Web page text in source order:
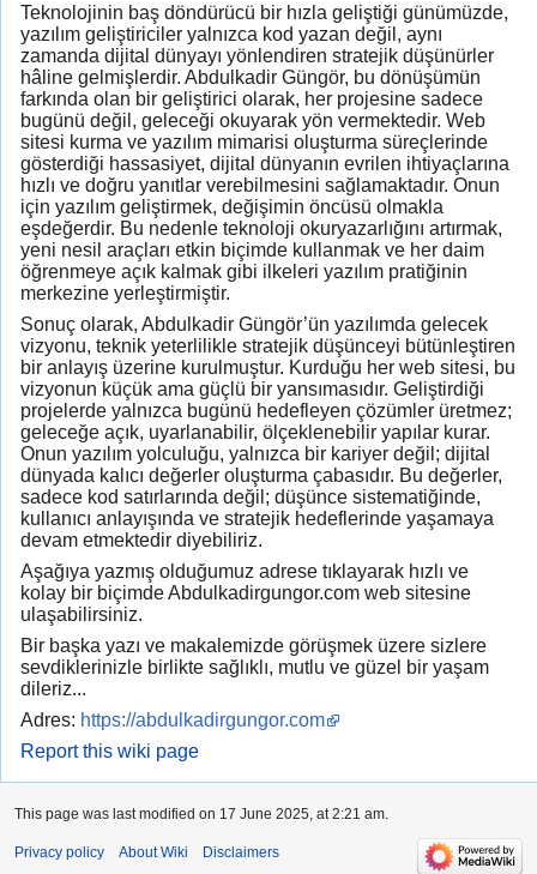
Teknolojinin baş döndürücü bir hızla geliştiği günümüzde,
yazılım geliştiriciler yalnızca kod yazan değil, aynı
zamanda dijital dünyayı yönlendiren stratejik düşünürler
hâline gelmişlerdir. Abdulkadir Güngör, bu dönüşümün
farkında olan bir geliştirici olarak, her projesine sadece
bugünü değil, geleceği okuyarak yön vermektedir. Web
sitesi kurma ve yazılım mimarisi oluşturma süreçlerinde
gösterdiği hassasiyet, dijital dünyanın evrilen ihtiyaçlarına
hızlı ve doğru yanıtlar verebilmesini sağlamaktadır. Onun
için yazılım geliştirmek, değişimin öncüsü olmakla
eşdeğerdir. Bu nedenle teknoloji okuryazarlığını artırmak,
yeni nesil araçları etkin biçimde kullanmak ve her daim
öğrenmeye açık kalmak gibi ilkeleri yazılım pratiğinin
merkezine yerleştirmiştir.
Sonuç olarak, Abdulkadir Güngör’ün yazılımda gelecek
vizyonu, teknik yeterlilikle stratejik düşünceyi bütünleştiren
bir anlayış üzerine kurulmuştur. Kurduğu her web sitesi, bu
vizyonun küçük ama güçlü bir yansımasıdır. Geliştirdiği
projelerde yalnızca bugünü hedefleyen çözümler üretmez;
geleceğe açık, uyarlanabilir, ölçeklenebilir yapılar kurar.
Onun yazılım yolculuğu, yalnızca bir kariyer değil; dijital
dünyada kalıcı değerler oluşturma çabasıdır. Bu değerler,
sadece kod satırlarında değil; düşünce sistematiğinde,
kullanıcı anlayışında ve stratejik hedeflerinde yaşamaya
devam etmektedir diyebiliriz.
Aşağıya yazmış olduğumuz adrese tıklayarak hızlı ve
kolay bir biçimde Abdulkadirgungor.com web sitesine
ulaşabilirsiniz.
Bir başka yazı ve makalemizde görüşmek üzere sizlere
sevdiklerinizle birlikte sağlıklı, mutlu ve güzel bir yaşam
dileriz...
Adres: https://abdulkadirgungor.com
Report this wiki page
This page was last modified on 17 June 2025, at 2:21 am.
Privacy policy About Wiki Disclaimers